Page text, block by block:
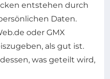
entstehen durch
Daten.
oder GMX
als gut ist.
was geteilt wird,